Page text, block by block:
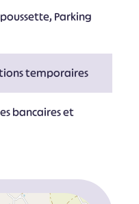
Parking
temporaires
bancaires et